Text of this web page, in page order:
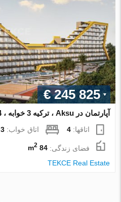
€ 245 825
آپارتمان در Aksu ، ترکیه 3 خوابه ، 84 متر مربع. شماره 221830
اتاقها:4 اتاق خواب:3
فضای زندگی:84 m
2
TEKCE Real Estate